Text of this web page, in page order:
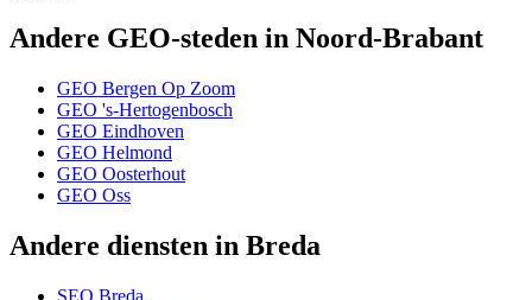
Andere GEO-steden in Noord-Brabant
GEO Bergen Op Zoom
GEO 's-Hertogenbosch
GEO Eindhoven
GEO Helmond
GEO Oosterhout
GEO Oss
Andere diensten in Breda